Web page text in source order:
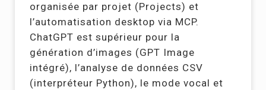
organisée par projet (Projects) et
l’automatisation desktop via MCP.
ChatGPT est supérieur pour la
génération d’images (GPT Image
intégré), l’analyse de données CSV
(interpréteur Python), le mode vocal et